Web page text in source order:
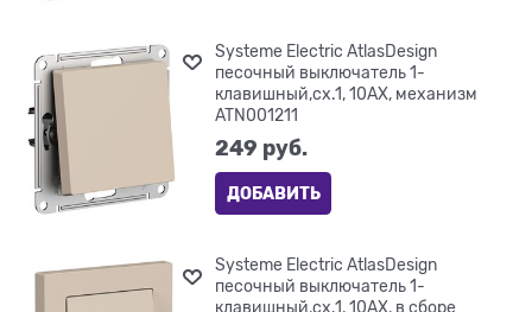
Systeme Electric AtlasDesign
песочный выключатель 1-
клавишный,сх.1, 10АХ, механизм
ATN001211
249 руб.
ДОБАВИТЬ
Systeme Electric AtlasDesign
песочный выключатель 1-
клавишный,сх.1, 10АХ, в сборе